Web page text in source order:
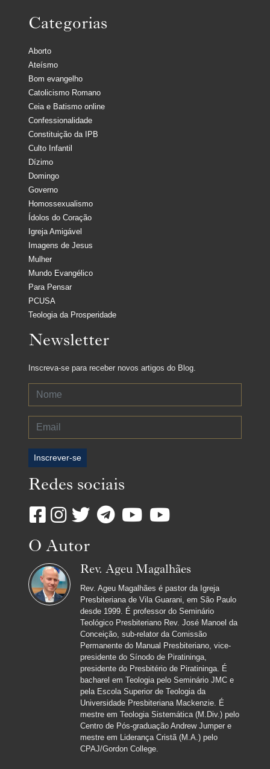
Categorias
Aborto
Ateísmo
Bom evangelho
Catolicismo Romano
Ceia e Batismo online
Confessionalidade
Constituição da IPB
Culto Infantil
Dízimo
Domingo
Governo
Homossexualismo
Ídolos do Coração
Igreja Amigável
Imagens de Jesus
Mulher
Mundo Evangélico
Para Pensar
PCUSA
Teologia da Prosperidade
Newsletter
Inscreva-se para receber novos artigos do Blog.
Inscrever-se
Redes sociais
O Autor
Rev. Ageu Magalhães
Rev. Ageu Magalhães é pastor da Igreja
Presbiteriana de Vila Guarani, em São Paulo
desde 1999. É professor do Seminário
Teológico Presbiteriano Rev. José Manoel da
Conceição, sub-relator da Comissão
Permanente do Manual Presbiteriano, vice-
presidente do Sínodo de Piratininga,
presidente do Presbitério de Piratininga. É
bacharel em Teologia pelo Seminário JMC e
pela Escola Superior de Teologia da
Universidade Presbiteriana Mackenzie. É
mestre em Teologia Sistemática (M.Div.) pelo
Centro de Pós-graduação Andrew Jumper e
mestre em Liderança Cristã (M.A.) pelo
CPAJ/Gordon College.